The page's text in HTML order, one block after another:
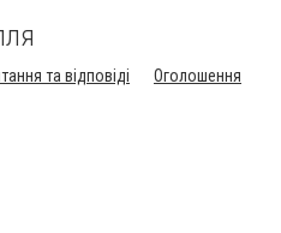
та відповіді
Оголошення